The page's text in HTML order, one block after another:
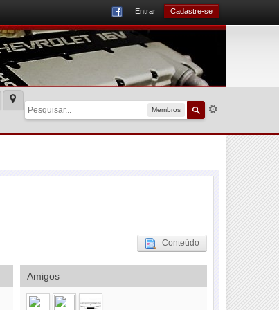
Entrar Cadastre-se
Membros
Conteúdo
Amigos